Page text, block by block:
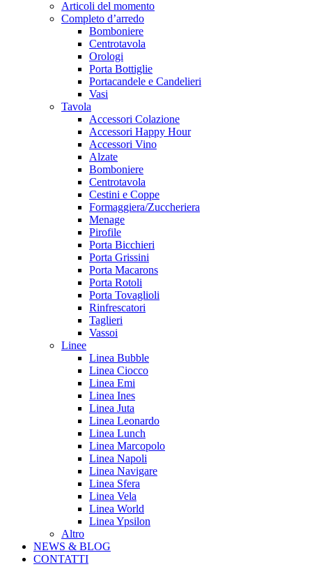
Articoli del momento
Completo d’arredo
Bomboniere
Centrotavola
Orologi
Porta Bottiglie
Portacandele e Candelieri
Vasi
Tavola
Accessori Colazione
Accessori Happy Hour
Accessori Vino
Alzate
Bomboniere
Centrotavola
Cestini e Coppe
Formaggiera/Zuccheriera
Menage
Pirofile
Porta Bicchieri
Porta Grissini
Porta Macarons
Porta Rotoli
Porta Tovaglioli
Rinfrescatori
Taglieri
Vassoi
Linee
Linea Bubble
Linea Ciocco
Linea Emi
Linea Ines
Linea Juta
Linea Leonardo
Linea Lunch
Linea Marcopolo
Linea Napoli
Linea Navigare
Linea Sfera
Linea Vela
Linea World
Linea Ypsilon
Altro
NEWS & BLOG
CONTATTI